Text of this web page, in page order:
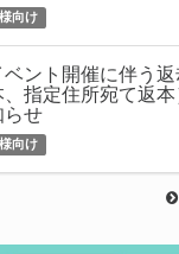
向け
ベント開催に伴う
、指定住所宛て返
らせ
向け